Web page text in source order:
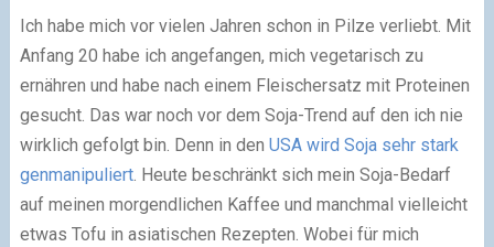
Ich habe mich vor vielen Jahren schon in Pilze verliebt. Mit
Anfang 20 habe ich angefangen, mich vegetarisch zu
ernähren und habe nach einem Fleischersatz mit Proteinen
gesucht. Das war noch vor dem Soja-Trend auf den ich nie
wirklich gefolgt bin. Denn in den USA wird Soja sehr stark
genmanipuliert. Heute beschränkt sich mein Soja-Bedarf
auf meinen morgendlichen Kaffee und manchmal vielleicht
etwas Tofu in asiatischen Rezepten. Wobei für mich